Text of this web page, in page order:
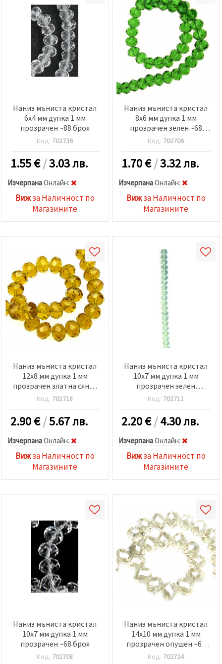
"бисквитки"
Приеми
на
бисквитките
Наниз мъниста кристал
6x4 мм дупка 1 мм
прозрачен ~88 броя
Код: 702736
1.55€/3.03 лв.
ИзчерпанаOнлайн:
Вижза Наличност по
Магазините
Наниз мъниста кристал
8x6 мм дупка 1 мм
прозрачен зелен ~68
броя
Код: 702706
1.70€/3.32 лв.
ИзчерпанаOнлайн:
Вижза Наличност по
Магазините
Наниз мъниста кристал
12x8 мм дупка 1 мм
прозрачен златна сянка
~72 броя
Код: 702718
2.90€/5.67 лв.
ИзчерпанаOнлайн:
Вижза Наличност по
Магазините
Наниз мъниста кристал
10x7 мм дупка 1 мм
прозрачен зелен
светло~72 броя
Код: 702711
2.20€/4.30 лв.
ИзчерпанаOнлайн:
Вижза Наличност по
Магазините
Наниз мъниста кристал
10x7 мм дупка 1 мм
прозрачен ~68 броя
Код: 702708
Наниз мъниста кристал
14x10 мм дупка 1 мм
прозрачен опушен ~60
броя
Код: 702724